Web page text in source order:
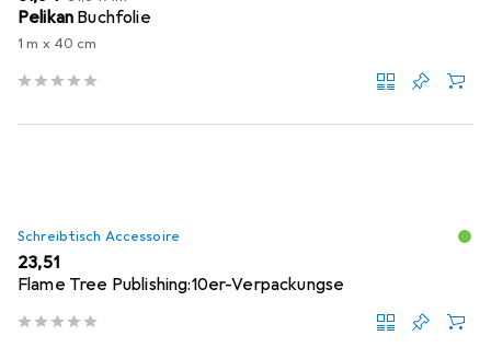
Pelikan Buchfolie
1 m x 40 cm
Schreibtisch Accessoire
EUR
23,51
Flame Tree Publishing:10er-Verpackungse